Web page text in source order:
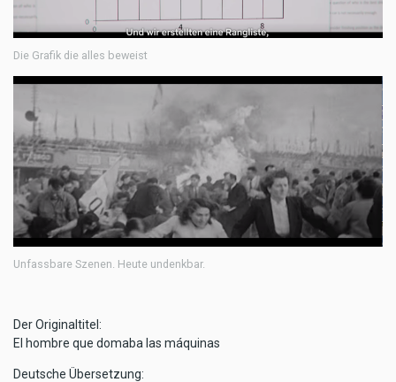
Die Grafik die alles beweist
Unfassbare Szenen. Heute undenkbar.
Der Originaltitel:
El hombre que domaba las máquinas
Deutsche Übersetzung: